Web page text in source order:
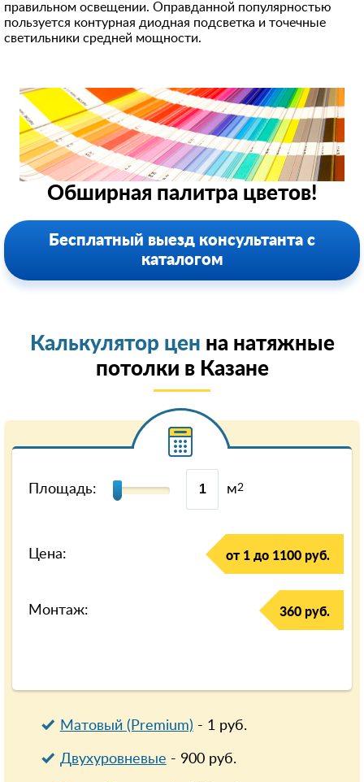
правильном освещении. Оправданной популярностью
пользуется контурная диодная подсветка и точечные
светильники средней мощности.
Обширная палитра цветов!
Бесплатный выезд консультанта с
каталогом
Калькулятор цен на натяжные
потолки в Казанe
Площадь: м2
Цена: от 1 до 1100 руб.
Монтаж: 360 руб.
Матовый (Premium) - 1руб.
Двухуровневые - 900руб.